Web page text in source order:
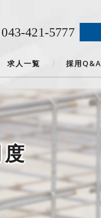
043-421-5777
求人一覧 採用Q&A
度